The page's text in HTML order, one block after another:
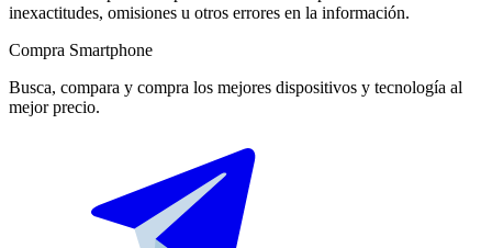
inexactitudes, omisiones u otros errores en la información.
Compra Smartphone
Busca, compara y compra los mejores dispositivos y tecnología al
mejor precio.